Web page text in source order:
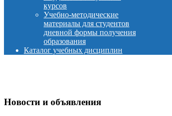
курсов
Учебно-методические
материалы для студентов
дневной формы получения
образования
Каталог учебных дисциплин
Новости и объявления